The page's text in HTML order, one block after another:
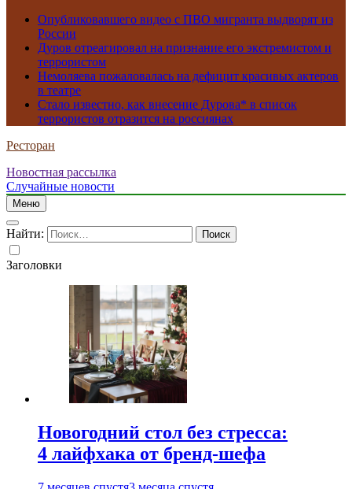
Опубликовавшего видео с ПВО мигранта выдворят из
России
Дуров отреагировал на признание его экстремистом и
террористом
Немоляева пожаловалась на дефицит красивых актеров
в театре
Стало известно, как внесение Дурова* в список
террористов отразится на россиянах
Ресторан
Новостная рассылка
Случайные новости
Меню
Найти:
Заголовки
Новогодний стол без стресса:
4 лайфхака от бренд-шефа